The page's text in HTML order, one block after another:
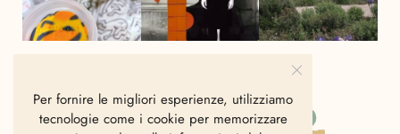
Per fornire le migliori esperienze, utilizziamo
tecnologie come i cookie per memorizzare